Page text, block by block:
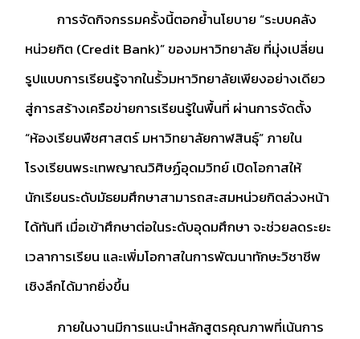
การจัดกิจกรรมครั้งนี้ตอกย้ำนโยบาย “ระบบคลัง
หน่วยกิต (Credit Bank)” ของมหาวิทยาลัย ที่มุ่งเปลี่ยน
รูปแบบการเรียนรู้จากในรั้วมหาวิทยาลัยเพียงอย่างเดียว
สู่การสร้างเครือข่ายการเรียนรู้ในพื้นที่ ผ่านการจัดตั้ง
“ห้องเรียนพืชศาสตร์ มหาวิทยาลัยกาฬสินธุ์” ภายใน
โรงเรียนพระเทพญาณวิศิษฏ์อุดมวิทย์ เปิดโอกาสให้
นักเรียนระดับมัธยมศึกษาสามารถสะสมหน่วยกิตล่วงหน้า
ได้ทันที เมื่อเข้าศึกษาต่อในระดับอุดมศึกษา จะช่วยลดระยะ
เวลาการเรียน และเพิ่มโอกาสในการพัฒนาทักษะวิชาชีพ
เชิงลึกได้มากยิ่งขึ้น
ภายในงานมีการแนะนำหลักสูตรคุณภาพที่เน้นการ